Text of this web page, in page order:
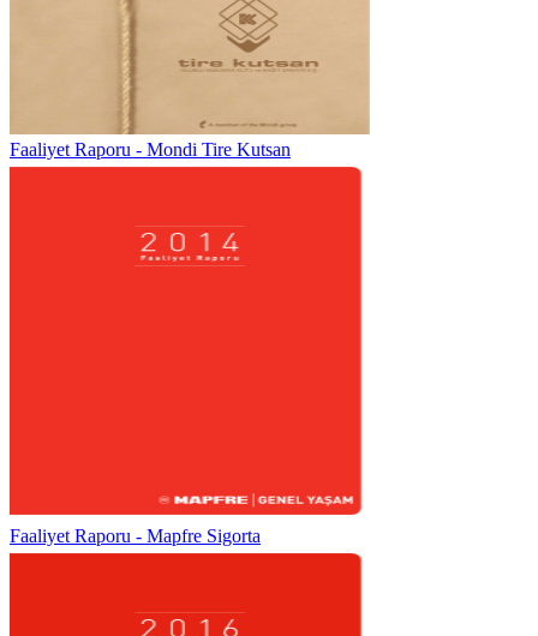
Faaliyet Raporu - Mondi Tire Kutsan
Faaliyet Raporu - Mapfre Sigorta